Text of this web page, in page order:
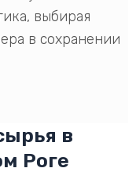
выбирая
в сохранении
в
Роге